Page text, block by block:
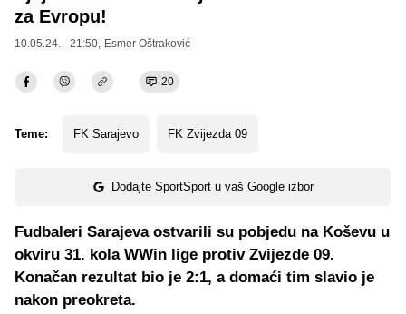
za Evropu!
10.05.24. - 21:50, Esmer Oštraković
20
Teme: FK Sarajevo FK Zvijezda 09
Dodajte SportSport u vaš Google izbor
Fudbaleri Sarajeva ostvarili su pobjedu na Koševu u
okviru 31. kola WWin lige protiv Zvijezde 09.
Konačan rezultat bio je 2:1, a domaći tim slavio je
nakon preokreta.